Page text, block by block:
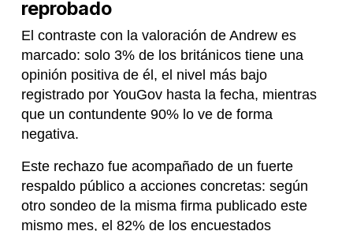
reprobado
El contraste con la valoración de Andrew es
marcado: solo 3% de los británicos tiene una
opinión positiva de él, el nivel más bajo
registrado por YouGov hasta la fecha, mientras
que un contundente 90% lo ve de forma
negativa.
Este rechazo fue acompañado de un fuerte
respaldo público a acciones concretas: según
otro sondeo de la misma firma publicado este
mismo mes, el 82% de los encuestados